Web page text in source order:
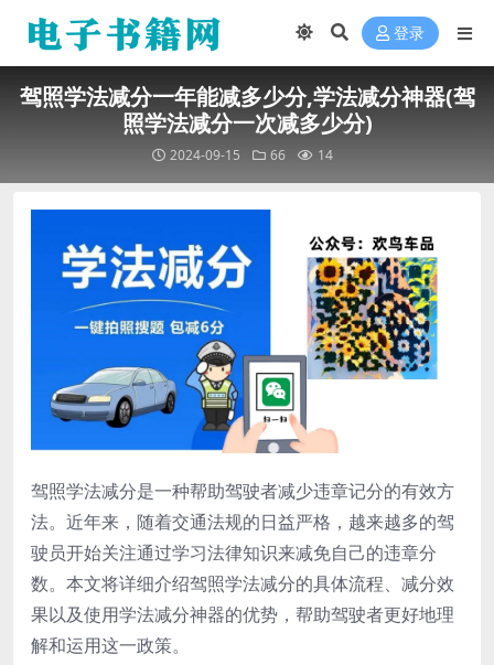
登录
驾照学法减分一年能减多少分,学法减分神器(驾
照学法减分一次减多少分)
2024-09-15 66 14
驾照学法减分是一种帮助驾驶者减少违章记分的有效方
法。近年来，随着交通法规的日益严格，越来越多的驾
驶员开始关注通过学习法律知识来减免自己的违章分
数。本文将详细介绍驾照学法减分的具体流程、减分效
果以及使用学法减分神器的优势，帮助驾驶者更好地理
解和运用这一政策。